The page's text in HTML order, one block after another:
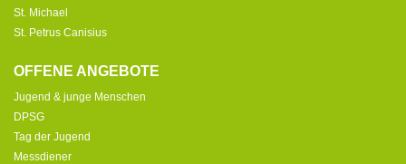
St. Michael
St. Petrus Canisius
OFFENE ANGEBOTE
Jugend & junge Menschen
DPSG
Tag der Jugend
Messdiener